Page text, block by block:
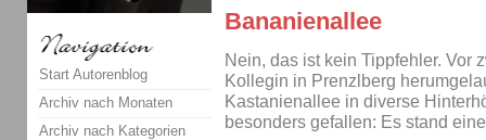
Bananienallee
Nein, das ist kein Tippfehler. Vor
Kollegin in Prenzlberg
Kastanienallee in diverse
besonders gefallen: Es stand
Start Autorenblog
Archiv nach Monaten
Archiv nach Kategorien